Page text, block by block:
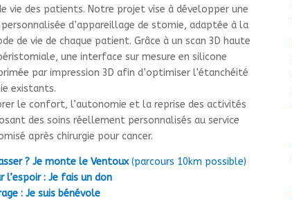
vie des patients. Notre projet vise à développer une
d’appareillage de stomie, adaptée à la
de vie de chaque patient. Grâce à un scan 3D haute
une interface sur mesure en silicone
par impression 3D afin d’optimiser l’étanchéité
existants.
le confort, l’autonomie et la reprise des activités
des soins réellement personnalisés au service
après chirurgie pour cancer.
? Je monte le Ventoux(parcours 10km possible)
l’espoir : Je fais un don
: Je suis bénévole